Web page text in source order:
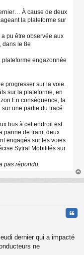
À cause de deux
la plateforme sur
pu être observée aux
dans le 8e
plateforme engazonnée
progresser sur la voie.
sur la plateforme, en
conséquence, la
une partie du tracé
bus à cet endroit est
panne de tram, deux
engagés sur les voies
Sytral Mobilités sur
pas répondu.
au
dernier qui a impacté
ne